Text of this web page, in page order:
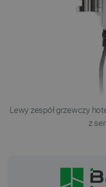
Lewy zespół grzewczy
z